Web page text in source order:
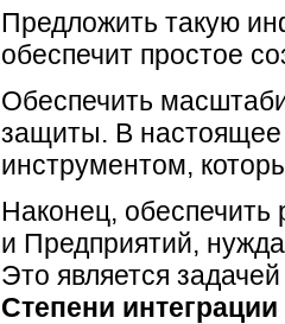
Предложить такую
обеспечит простое
Обеспечить
защиты. В
инструментом,
Наконец, обеспечить
и Предприятий,
Это является
Степени